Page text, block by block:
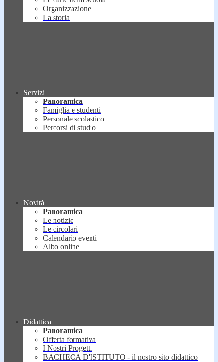
Organizzazione
La storia
Servizi
Panoramica
Famiglia e studenti
Personale scolastico
Percorsi di studio
Novità
Panoramica
Le notizie
Le circolari
Calendario eventi
Albo online
Didattica
Panoramica
Offerta formativa
I Nostri Progetti
BACHECA D'ISTITUTO - il nostro sito didattico